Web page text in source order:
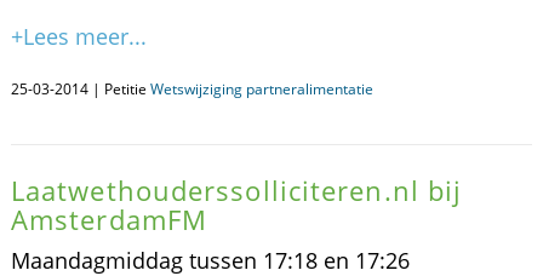
+Lees meer...
25-03-2014 | Petitie Wetswijziging partneralimentatie
Laatwethouderssolliciteren.nl bij
AmsterdamFM
Maandagmiddag tussen 17:18 en 17:26